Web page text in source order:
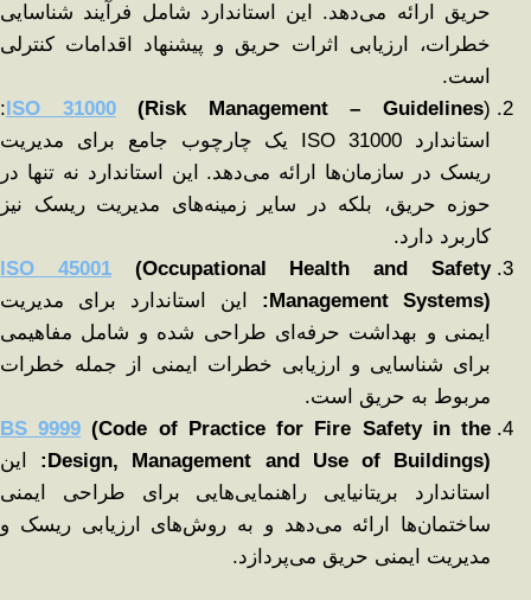
حریق ارائه می‌دهد. این استاندارد شامل فرآیند شناسایی
خطرات، ارزیابی اثرات حریق و پیشنهاد اقدامات کنترلی
است.
ISO 31000(Risk Management – Guidelines
):
استاندارد ISO 31000 یک چارچوب جامع برای مدیریت
ریسک در سازمان‌ها ارائه می‌دهد. این استاندارد نه تنها در
حوزه حریق، بلکه در سایر زمینه‌های مدیریت ریسک نیز
کاربرد دارد.
ISO 45001(Occupational Health and Safety
Management Systems):
این استاندارد برای مدیریت
ایمنی و بهداشت حرفه‌ای طراحی شده و شامل مفاهیمی
برای شناسایی و ارزیابی خطرات ایمنی از جمله خطرات
مربوط به حریق است.
BS 9999 (Code of Practice for Fire Safety in the
Design, Management and Use of Buildings):
این
استاندارد بریتانیایی راهنمایی‌هایی برای طراحی ایمنی
ساختمان‌ها ارائه می‌دهد و به روش‌های ارزیابی ریسک و
مدیریت ایمنی حریق می‌پردازد.